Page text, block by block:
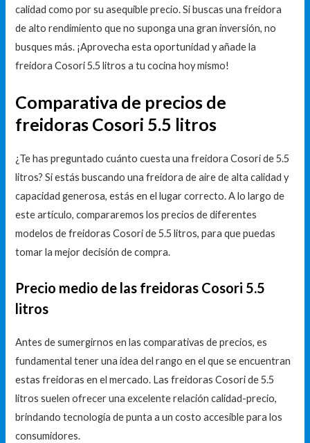
calidad como por su asequible precio. Si buscas una freidora
de alto rendimiento que no suponga una gran inversión, no
busques más. ¡Aprovecha esta oportunidad y añade la
freidora Cosori 5.5 litros a tu cocina hoy mismo!
Comparativa de precios de
freidoras Cosori 5.5 litros
¿Te has preguntado cuánto cuesta una freidora Cosori de 5.5
litros? Si estás buscando una freidora de aire de alta calidad y
capacidad generosa, estás en el lugar correcto. A lo largo de
este artículo, compararemos los precios de diferentes
modelos de freidoras Cosori de 5.5 litros, para que puedas
tomar la mejor decisión de compra.
Precio medio de las freidoras Cosori 5.5
litros
Antes de sumergirnos en las comparativas de precios, es
fundamental tener una idea del rango en el que se encuentran
estas freidoras en el mercado. Las freidoras Cosori de 5.5
litros suelen ofrecer una excelente relación calidad-precio,
brindando tecnología de punta a un costo accesible para los
consumidores.